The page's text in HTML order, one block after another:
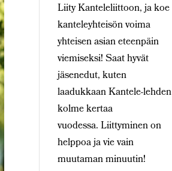
Liity Kanteleliittoon, ja koe
kanteleyhteisön voima
yhteisen asian eteenpäin
viemiseksi! Saat hyvät
jäsenedut, kuten
laadukkaan Kantele-lehden
kolme kertaa
vuodessa. Liittyminen on
helppoa ja vie vain
muutaman minuutin!